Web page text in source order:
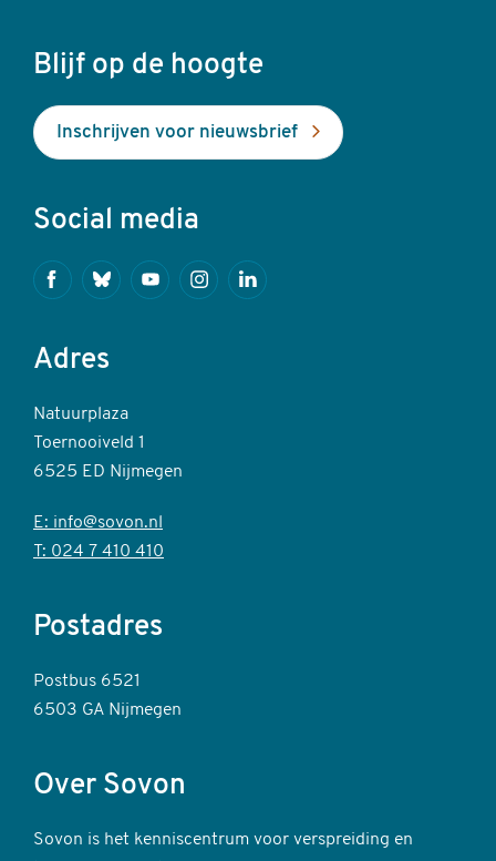
Blijf op de hoogte
Inschrijven voor nieuwsbrief
Social media
FacebookBlueskyYoutubeInstagramLinkedin
Adres
Natuurplaza
Toernooiveld 1
6525 ED Nijmegen
E: info@sovon.nl
T: 024 7 410 410
Postadres
Postbus 6521
6503 GA Nijmegen
Over Sovon
Sovon is het kenniscentrum voor verspreiding en